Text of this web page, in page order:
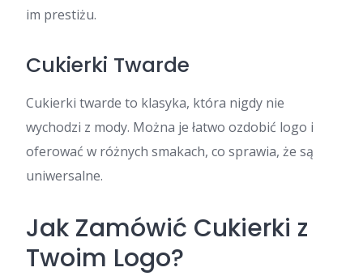
im prestiżu.
Cukierki Twarde
Cukierki twarde to klasyka, która nigdy nie
wychodzi z mody. Można je łatwo ozdobić logo i
oferować w różnych smakach, co sprawia, że są
uniwersalne.
Jak Zamówić Cukierki z
Twoim Logo?